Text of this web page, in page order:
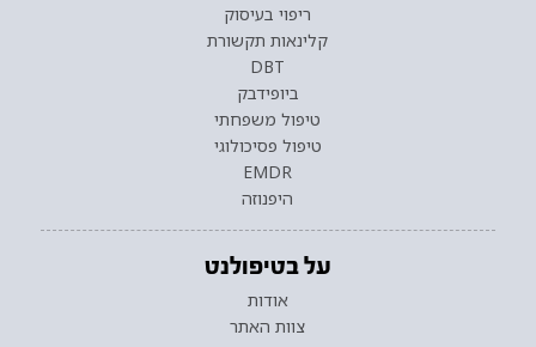
ריפוי בעיסוק
קלינאות תקשורת
DBT
ביופידבק
טיפול משפחתי
טיפול פסיכולוגי
EMDR
היפנוזה
על בטיפולנט
אודות
צוות האתר